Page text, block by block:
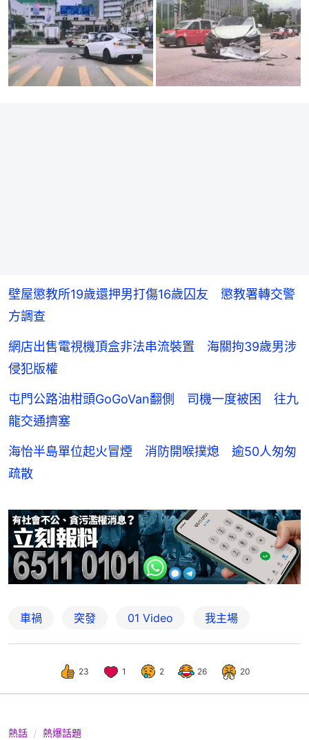
壁屋懲教所19歲還押男打傷16歲囚友 懲教署轉交警
方調查
網店出售電視機頂盒非法串流裝置 海關拘39歲男涉
侵犯版權
屯門公路油柑頭GoGoVan翻側 司機一度被困 往九
龍交通擠塞
海怡半島單位起火冒煙 消防開喉撲熄 逾50人匆匆
疏散
車禍 突發 01 Video 我主場
23 1 2 26 20
熱話 熱爆話題